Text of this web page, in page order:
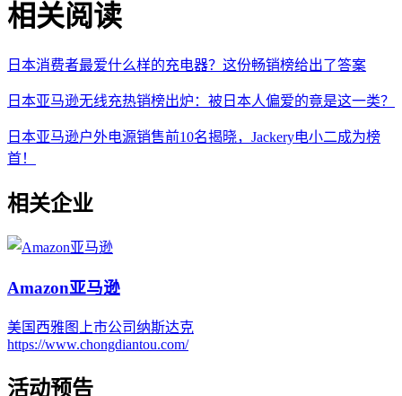
相关阅读
日本消费者最爱什么样的充电器？这份畅销榜给出了答案
日本亚马逊无线充热销榜出炉：被日本人偏爱的竟是这一类？
日本亚马逊户外电源销售前10名揭晓，Jackery电小二成为榜
首！
相关企业
Amazon亚马逊
美国 西雅图 上市公司纳斯达克
https://www.chongdiantou.com/
活动预告